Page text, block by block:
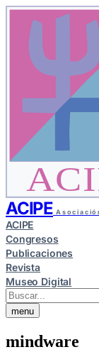
ACIPE
ACIPE
Congresos
Publicaciones
Revista
Museo Digital
menu
mindware